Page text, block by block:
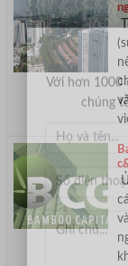
Với hơn
chúng